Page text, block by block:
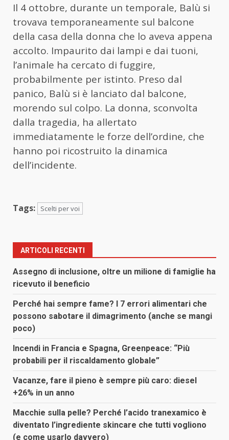
Il 4 ottobre, durante un temporale, Balù si
trovava temporaneamente sul balcone
della casa della donna che lo aveva appena
accolto. Impaurito dai lampi e dai tuoni,
l’animale ha cercato di fuggire,
probabilmente per istinto. Preso dal
panico, Balù si è lanciato dal balcone,
morendo sul colpo. La donna, sconvolta
dalla tragedia, ha allertato
immediatamente le forze dell’ordine, che
hanno poi ricostruito la dinamica
dell’incidente.
Tags: Scelti per voi
ARTICOLI RECENTI
Assegno di inclusione, oltre un milione di famiglie ha
ricevuto il beneficio
Perché hai sempre fame? I 7 errori alimentari che
possono sabotare il dimagrimento (anche se mangi
poco)
Incendi in Francia e Spagna, Greenpeace: “Più
probabili per il riscaldamento globale”
Vacanze, fare il pieno è sempre più caro: diesel
+26% in un anno
Macchie sulla pelle? Perché l’acido tranexamico è
diventato l’ingrediente skincare che tutti vogliono
(e come usarlo davvero)